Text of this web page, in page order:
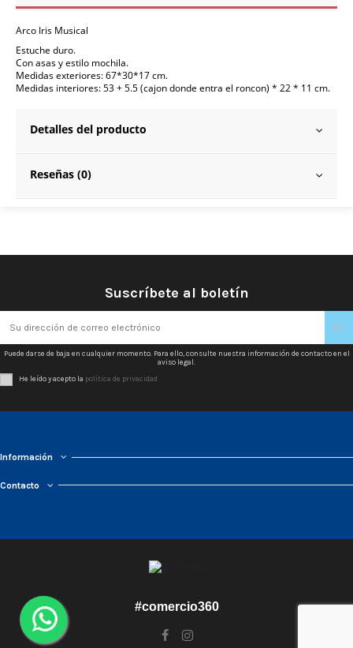
Arco Iris Musical
Estuche duro.
Con asas y estilo mochila.
Medidas exteriores: 67*30*17 cm.
Medidas interiores: 53 + 5.5 (cajon donde entra el roncon) * 22 * 11 cm.
Detalles del producto
Reseñas (0)
Suscríbete al boletín
Puede darse de baja en cualquier momento. Para ello, consulte nuestra información de contacto en el
aviso legal.
He leído y acepto la política de privacidad
Información
Contacto
#comercio360